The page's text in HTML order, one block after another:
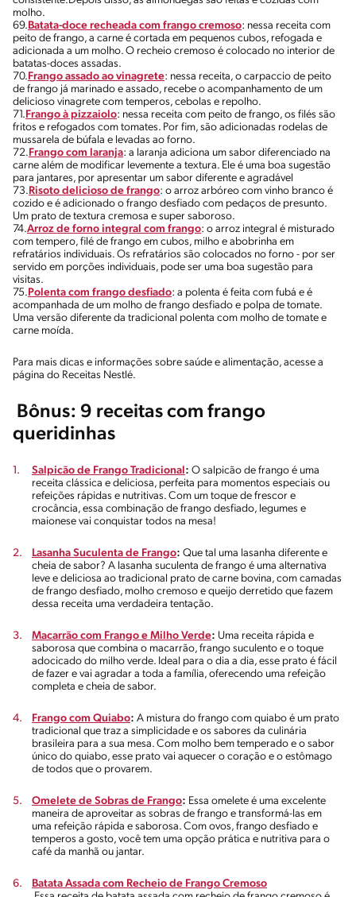
molho.
69. Batata-doce recheada com frango cremoso: nessa receita com
peito de frango, a carne é cortada em pequenos cubos, refogada e
adicionada a um molho. O recheio cremoso é colocado no interior de
batatas-doces assadas.
70. Frango assado ao vinagrete: nessa receita, o carpaccio de peito
de frango já marinado e assado, recebe o acompanhamento de um
delicioso vinagrete com temperos, cebolas e repolho.
71. Frango à pizzaiolo: nessa receita com peito de frango, os filés são
fritos e refogados com tomates. Por fim, são adicionadas rodelas de
mussarela de búfala e levadas ao forno.
72. Frango com laranja: a laranja adiciona um sabor diferenciado na
carne além de modificar levemente a textura. Ele é uma boa sugestão
para jantares, por apresentar um sabor diferente e agradável
73. Risoto delicioso de frango: o arroz arbóreo com vinho branco é
cozido e é adicionado o frango desfiado com pedaços de presunto.
Um prato de textura cremosa e super saboroso.
74.Arroz de forno integral com frango: o arroz integral é misturado
com tempero, filé de frango em cubos, milho e abobrinha em
refratários individuais. Os refratários são colocados no forno - por ser
servido em porções individuais, pode ser uma boa sugestão para
visitas.
75. Polenta com frango desfiado: a polenta é feita com fubá e é
acompanhada de um molho de frango desfiado e polpa de tomate.
Uma versão diferente da tradicional polenta com molho de tomate e
carne moída.
Para mais dicas e informações sobre saúde e alimentação, acesse a
página do Receitas Nestlé.
Bônus: 9 receitas com frango
queridinhas
Salpicão de Frango Tradicional : O salpicão de frango é uma
receita clássica e deliciosa, perfeita para momentos especiais ou
refeições rápidas e nutritivas. Com um toque de frescor e
crocância, essa combinação de frango desfiado, legumes e
maionese vai conquistar todos na mesa!
Lasanha Suculenta de Frango: Que tal uma lasanha diferente e
cheia de sabor? A lasanha suculenta de frango é uma alternativa
leve e deliciosa ao tradicional prato de carne bovina, com camadas
de frango desfiado, molho cremoso e queijo derretido que fazem
dessa receita uma verdadeira tentação.
Macarrão com Frango e Milho Verde: Uma receita rápida e
saborosa que combina o macarrão, frango suculento e o toque
adocicado do milho verde. Ideal para o dia a dia, esse prato é fácil
de fazer e vai agradar a toda a família, oferecendo uma refeição
completa e cheia de sabor.
Frango com Quiabo: A mistura do frango com quiabo é um prato
tradicional que traz a simplicidade e os sabores da culinária
brasileira para a sua mesa. Com molho bem temperado e o sabor
único do quiabo, esse prato vai aquecer o coração e o estômago
de todos que o provarem.
Omelete de Sobras de Frango: Essa omelete é uma excelente
maneira de aproveitar as sobras de frango e transformá-las em
uma refeição rápida e saborosa. Com ovos, frango desfiado e
temperos a gosto, você tem uma opção prática e nutritiva para o
café da manhã ou jantar.
Batata Assada com Recheio de Frango Cremoso